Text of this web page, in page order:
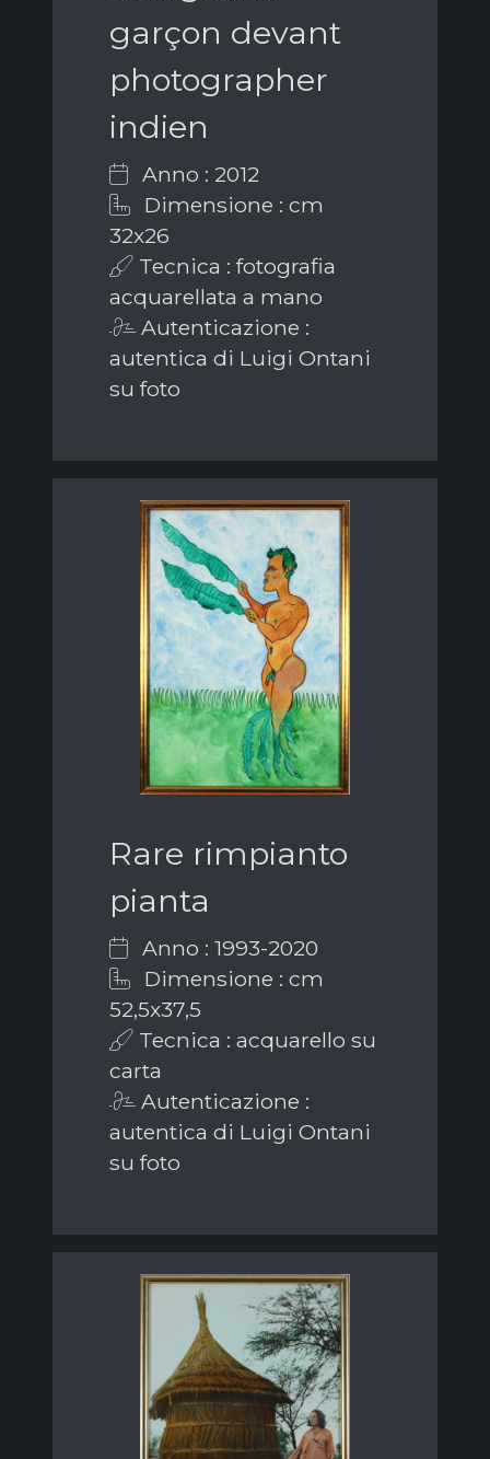
garçon devant
photographer
indien
Anno : 2012
Dimensione : cm
32x26
Tecnica : fotografia
acquarellata a mano
Autenticazione :
autentica di Luigi Ontani
su foto
Rare rimpianto
pianta
Anno : 1993-2020
Dimensione : cm
52,5x37,5
Tecnica : acquarello su
carta
Autenticazione :
autentica di Luigi Ontani
su foto